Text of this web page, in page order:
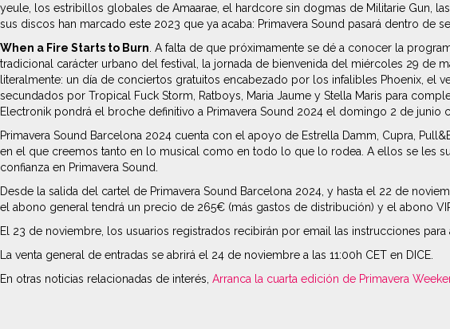
yeule, los estribillos globales de Amaarae, el hardcore sin dogmas de Militarie Gun,
sus discos han marcado este 2023 que ya acaba: Primavera Sound pasará dentro de
When a Fire Starts to Burn. A falta de que próximamente se dé a conocer la
tradicional carácter urbano del festival, la jornada de bienvenida del miércoles 29 de
literalmente: un día de conciertos gratuitos encabezado por los infalibles Phoenix, el
secundados por Tropical Fuck Storm, Ratboys, Maria Jaume y Stella Maris para
Electronik pondrá el broche definitivo a Primavera Sound 2024 el domingo 2 de junio
Primavera Sound Barcelona 2024 cuenta con el apoyo de Estrella Damm, Cupra,
en el que creemos tanto en lo musical como en todo lo que lo rodea. A ellos se les
confianza en Primavera Sound.
Desde la salida del cartel de Primavera Sound Barcelona 2024, y hasta el 22 de
el abono general tendrá un precio de 265€ (más gastos de distribución) y el abono
El 23 de noviembre, los usuarios registrados recibirán por email las instrucciones para
La venta general de entradas se abrirá el 24 de noviembre a las 11:00h CET en DICE.
En otras noticias relacionadas de interés, Arranca la cuarta edición de Primavera